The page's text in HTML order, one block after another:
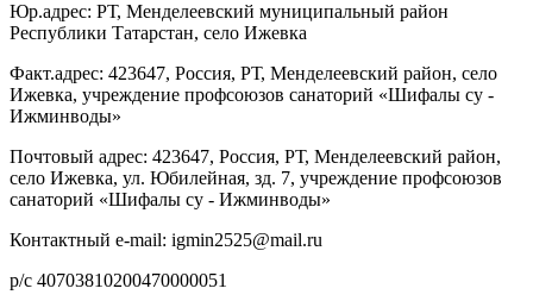
Юр.адрес: РТ, Менделеевский муниципальный район
Республики Татарстан, село Ижевка
Факт.адрес: 423647, Россия, РТ, Менделеевский район, село
Ижевка, учреждение профсоюзов санаторий «Шифалы су -
Ижминводы»
Почтовый адрес: 423647, Россия, РТ, Менделеевский район,
село Ижевка, ул. Юбилейная, зд. 7, учреждение профсоюзов
санаторий «Шифалы су - Ижминводы»
Контактный e-mail: igmin2525@mail.ru
р/с 40703810200470000051